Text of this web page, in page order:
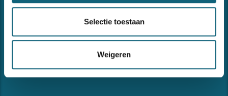
Selectie toestaan
Weigeren
Forma opnieuw ISO 9001- en ISO 27001-gecertificeerd
Hervorming KMO-portefeuille 2026